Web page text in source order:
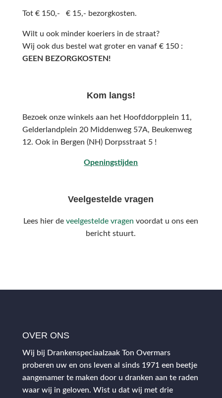
Tot € 150,- € 15,- bezorgkosten.
Wilt u ook minder koeriers in de straat?
Wij ook dus bestel wat groter en vanaf € 150 :
GEEN BEZORGKOSTEN!
Kom langs!
Bezoek onze winkels aan het Hoofddorpplein 11,
Gelderlandplein 20 Middenweg 57A, Beukenweg
12. Ook in Bergen (NH) Dorpsstraat 5 !
Openingstijden
Veelgestelde vragen
Lees hier deveelgestelde vragen voordat u ons een
bericht stuurt.
OVER ONS
Wij bij Drankenspeciaalzaak Ton Overmars
proberen uw en ons leven al sinds 1971 een beetje
aangenamer te maken door u dranken aan te raden
waar wij in geloven. Wist u dat wij met drie